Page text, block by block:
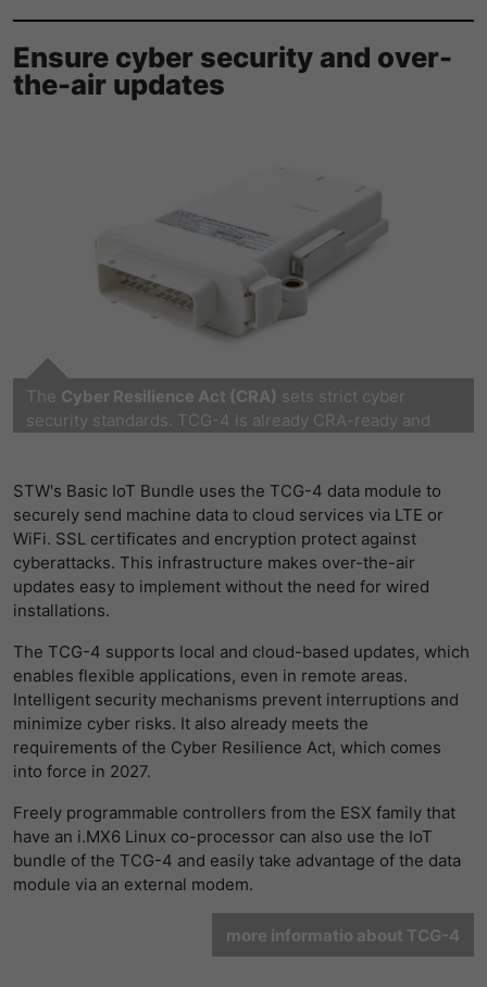
Ensure cyber security and over-
the-air updates
The Cyber Resilience Act (CRA) sets strict cyber
security standards. TCG-4 is already CRA-ready and
weitere Informationen zum CRA
STW's Basic IoT Bundle uses the TCG-4 data module to
securely send machine data to cloud services via LTE or
WiFi. SSL certificates and encryption protect against
cyberattacks. This infrastructure makes over-the-air
updates easy to implement without the need for wired
installations.
The TCG-4 supports local and cloud-based updates, which
enables flexible applications, even in remote areas.
Intelligent security mechanisms prevent interruptions and
minimize cyber risks. It also already meets the
requirements of the Cyber Resilience Act, which comes
into force in 2027.
Freely programmable controllers from the ESX family that
have an i.MX6 Linux co-processor can also use the IoT
bundle of the TCG-4 and easily take advantage of the data
module via an external modem.
more informatio about TCG-4
寿命 一天
Matomo
1 Jahr und 1 Monat
目的
Matomo setzt dieses Cookie, um eine
eindeutige Benutzer-ID zu speichern.
名字 _pk_ses
提供者 Matomo
寿命 1 Stunde
目的
eindeutige Sitzungs-ID zu speichern, mit
der Informationen darüber gesammelt
werden, wie die Benutzer die Website
Wird für die Datenweiterleitung von
2 Jahre
目的
Browser-ID-Cookie zur eindeutigen
LinkedIn-Dienste zugreifen.